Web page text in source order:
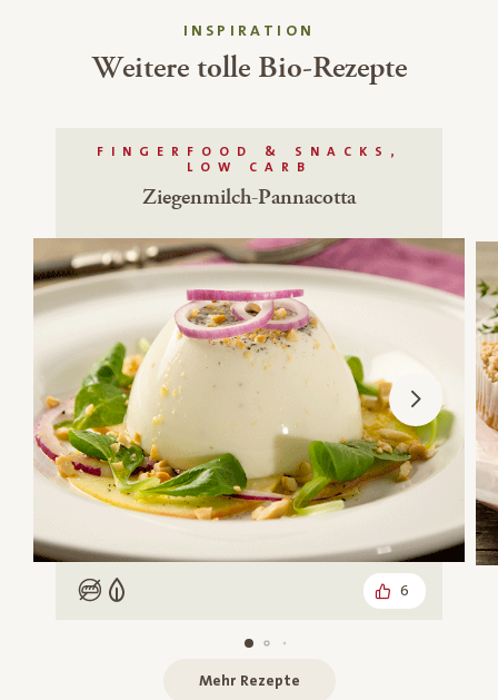
INSPIRATION
Weitere tolle Bio-Rezepte
FINGERFOOD & SNACKS,
LOW CARB
Ziegenmilch-Pannacotta
Low Carb
Vegetarisch 6
Mehr Rezepte